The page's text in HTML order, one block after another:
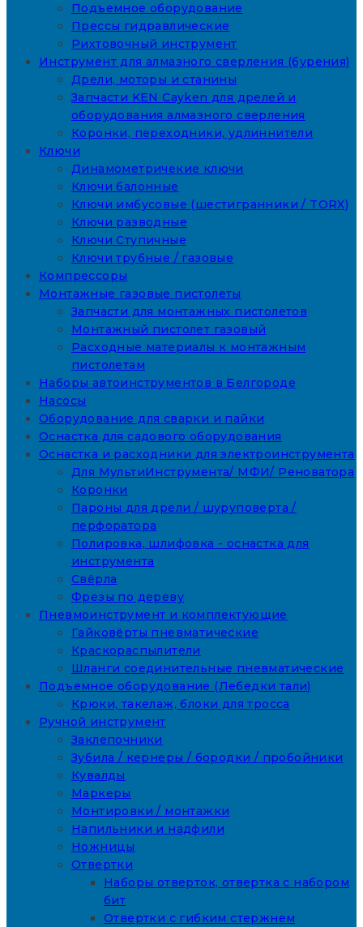
Подъемное оборудование
Прессы гидравлические
Рихтовочный инструмент
Инструмент для алмазного сверления (бурения)
Дрели, моторы и станины
Запчасти KEN Cayken для дрелей и
оборудования алмазного сверления
Коронки, переходники, удлиннители
Ключи
Динамометричекие ключи
Ключи балонные
Ключи имбусовые (шестигранники / TORX)
Ключи разводные
Ключи Ступичные
Ключи трубные / газовые
Компрессоры
Монтажные газовые пистолеты
Запчасти для монтажных пистолетов
Монтажный пистолет газовый
Расходные материалы к монтажным
пистолетам
Наборы автоинструментов в Белгороде
Насосы
Оборудование для сварки и пайки
Оснастка для садового оборудования
Оснастка и расходники для электроинструмента
Для МультиИнструмента/ МФИ/ Реноватора
Коронки
Пароны для дрели / шуруповерта /
перфоратора
Полировка, шлифовка - оснастка для
инструмента
Свёрла
Фрезы по дереву
Пневмоинструмент и комплектующие
Гайковёрты пневматические
Краскораспылители
Шланги соединительные пневматические
Подъемное оборудование (Лебедки тали)
Крюки, такелаж, блоки для тросса
Ручной инструмент
Заклепочники
Зубила / кернеры / бородки / пробойники
Кувалды
Маркеры
Монтировки / монтажки
Напильники и надфили
Ножницы
Отвертки
Наборы отверток, отвертка с набором
бит
Отвертки с гибким стержнем